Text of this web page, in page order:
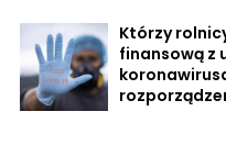
Którzy
finansową z